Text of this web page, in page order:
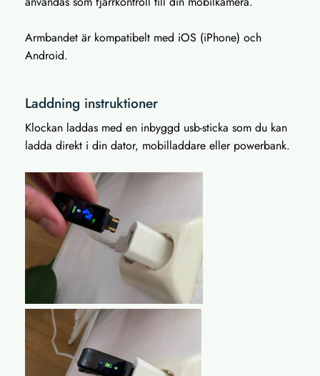
Armbandet är kompatibelt med iOS (iPhone) och
Android.
Laddning instruktioner
Klockan laddas med en inbyggd usb-sticka som du kan
ladda direkt i din dator, mobilladdare eller powerbank.